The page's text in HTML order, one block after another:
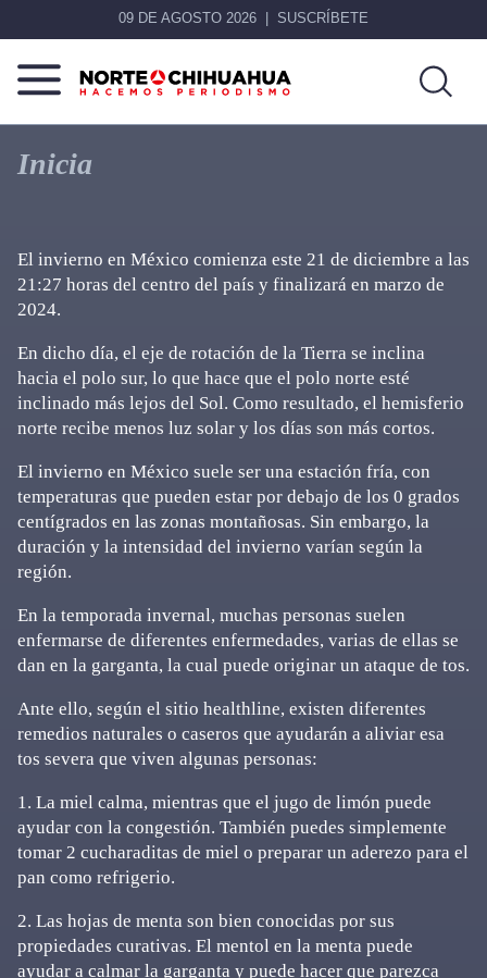
09 DE AGOSTO 2026 SUSCRÍBETE
Norte
Chihuahua
Más
que
noticias,
Inicia
El invierno en México comienza este 21 de diciembre a las
21:27 horas del centro del país y finalizará en marzo de
2024.
En dicho día, el eje de rotación de la Tierra se inclina
hacia el polo sur, lo que hace que el polo norte esté
inclinado más lejos del Sol. Como resultado, el hemisferio
norte recibe menos luz solar y los días son más cortos.
El invierno en México suele ser una estación fría, con
temperaturas que pueden estar por debajo de los 0 grados
centígrados en las zonas montañosas. Sin embargo, la
duración y la intensidad del invierno varían según la
región.
En la temporada invernal, muchas personas suelen
enfermarse de diferentes enfermedades, varias de ellas se
dan en la garganta, la cual puede originar un ataque de tos.
Ante ello, según el sitio healthline, existen diferentes
remedios naturales o caseros que ayudarán a aliviar esa
tos severa que viven algunas personas:
1. La miel calma, mientras que el jugo de limón puede
ayudar con la congestión. También puedes simplemente
tomar 2 cucharaditas de miel o preparar un aderezo para el
pan como refrigerio.
2. Las hojas de menta son bien conocidas por sus
propiedades curativas. El mentol en la menta puede
ayudar a calmar la garganta y puede hacer que parezca